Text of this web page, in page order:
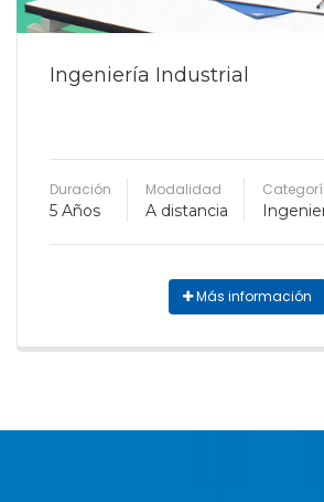
Ingeniería Industrial
Duración
5 Años
Modalidad
A distancia
Más información